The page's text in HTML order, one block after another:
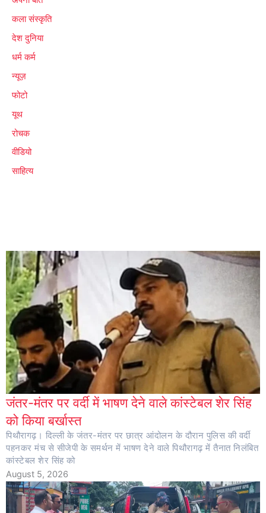
कला संस्कृति
देश दुनिया
धर्म कर्म
न्यूज़
फोटो
यूथ
रोचक
वीडियो
साहित्य
जंतर-मंतर पर वर्दी में भाषण देने वाले कांस्टेबल शेर सिंह
को किया बर्खास्त
पिथौरागढ़। दिल्ली के जंतर-मंतर पर छात्र आंदोलन के दौरान पुलिस की वर्दी
पहनकर मंच से सीजेपी के समर्थन में भाषण देने वाले पिथौरागढ़ में तैनात निलंबित
कांस्टेबल शेर सिंह को
August 5, 2026